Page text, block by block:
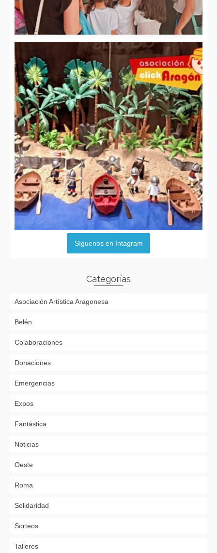
Síguenos en Intagram
Categorías
Asociación Artística Aragonesa
Belén
Colaboraciones
Donaciones
Emergencias
Expos
Fantástica
Noticias
Oeste
Roma
Solidaridad
Sorteos
Talleres